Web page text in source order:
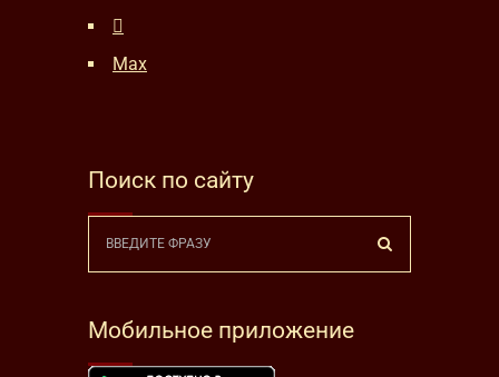
Max
Поиск по сайту
Мобильное приложение